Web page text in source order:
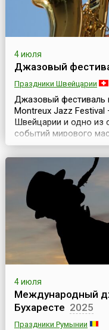
4 июля
Джазовый
Праздники Швейцарии
Джазовый фестиваль
Montreux Jazz
Швейцарии и одно из
событий мирового
1967 года, проходит
двух недель. Обычно
начале
2013 года) Montreux
4 июля
Международный
Бухаресте 2025
Праздники Румынии